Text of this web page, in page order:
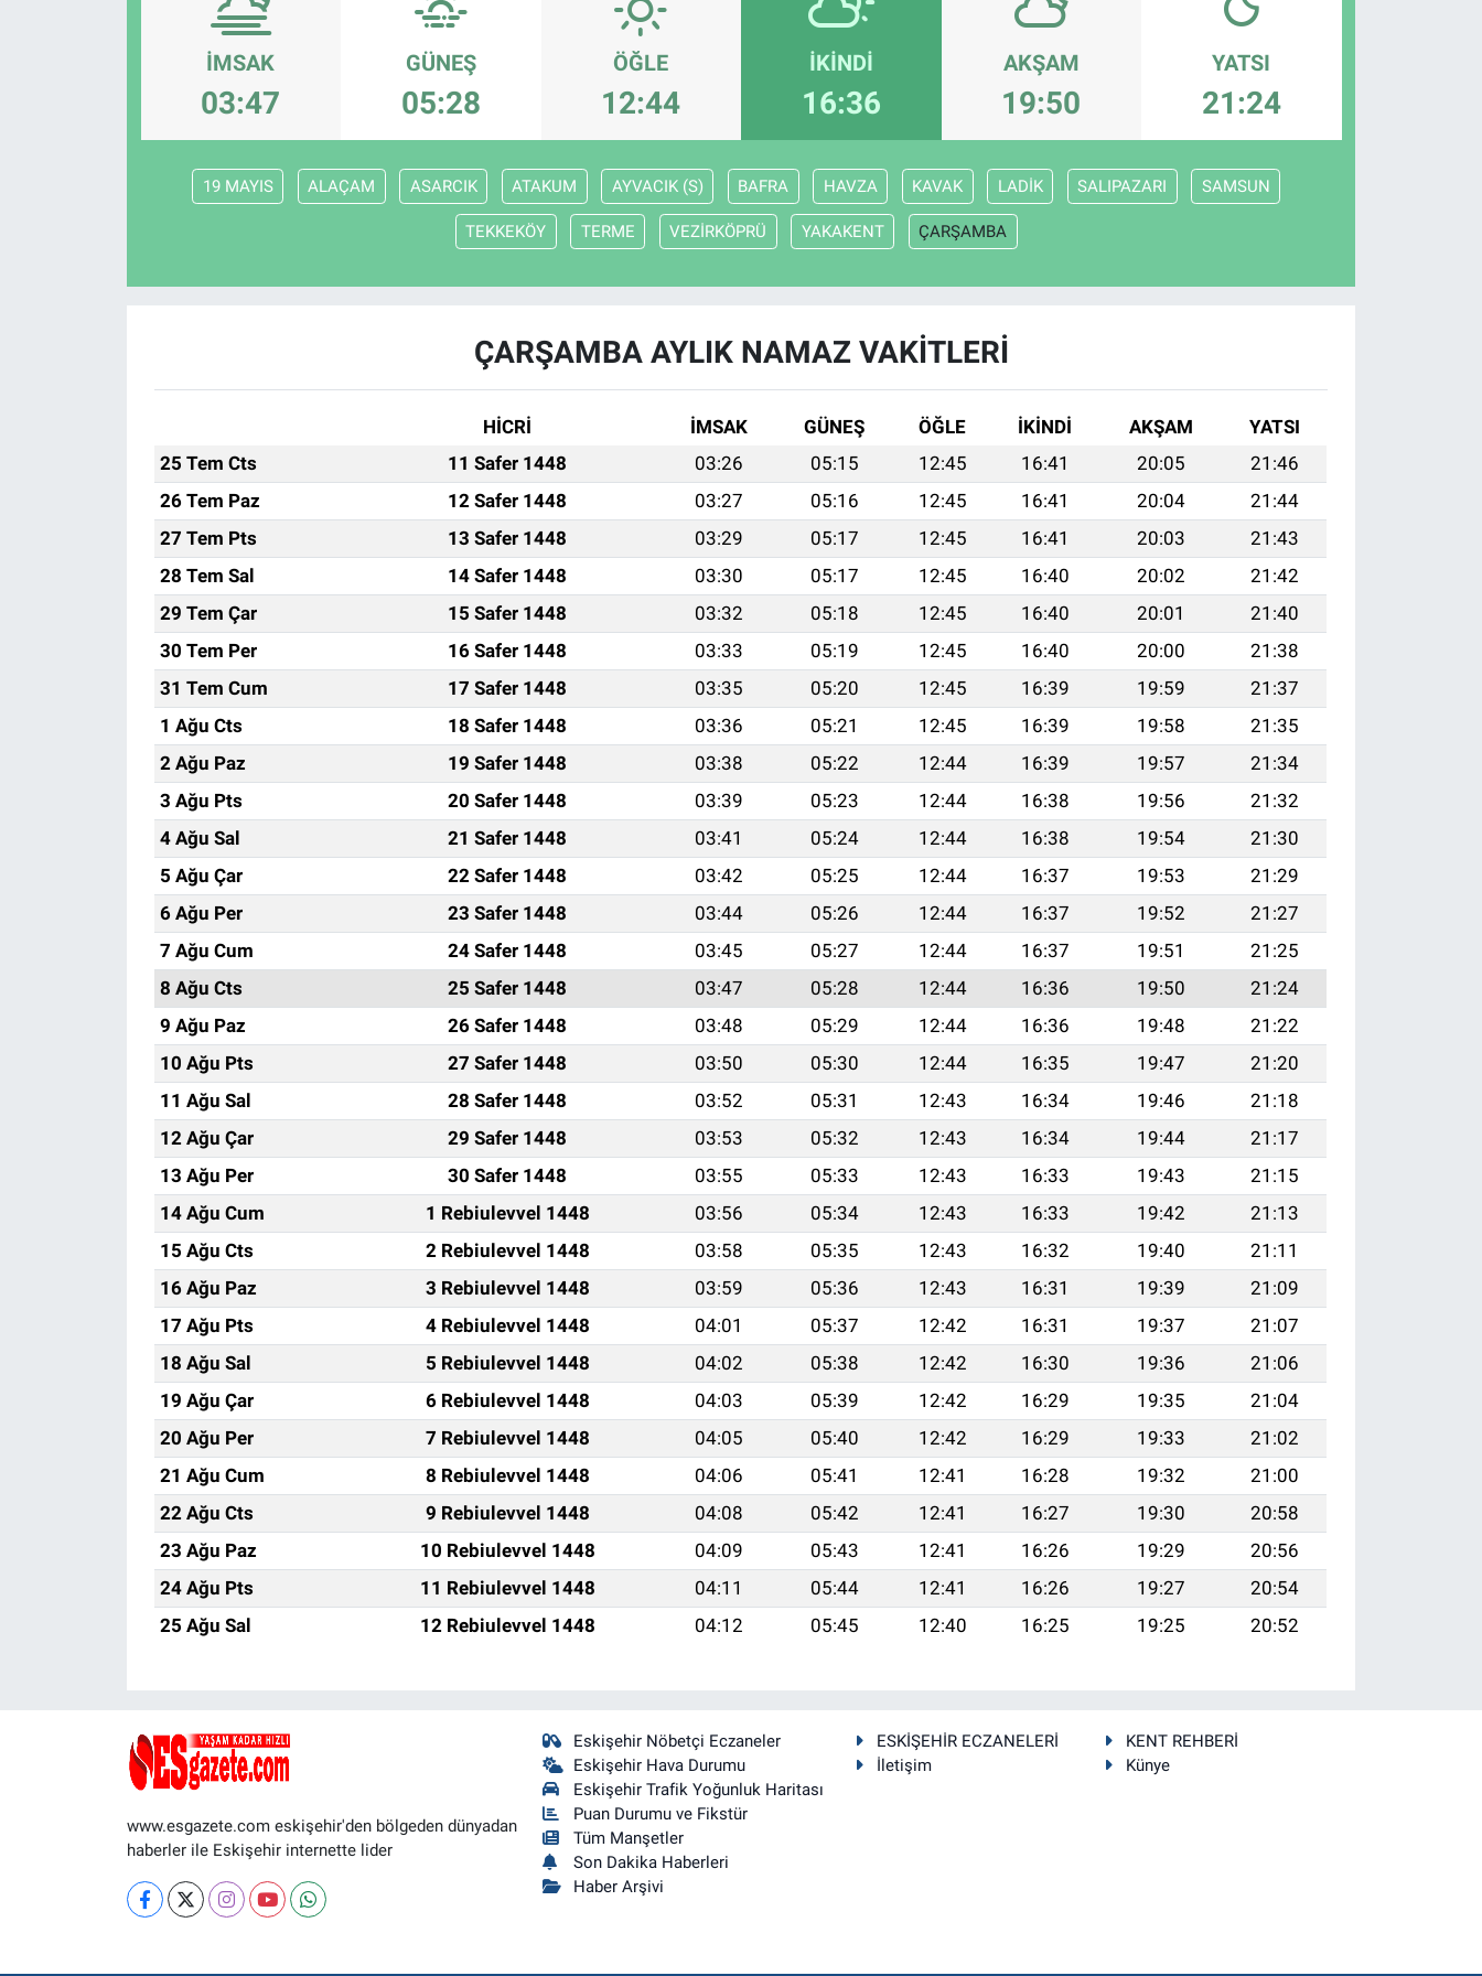
İMSAK
03:47
GÜNEŞ
05:28
ÖĞLE
12:44
İKINDI
16:36
AKŞAM
19:50
YATSI
21:24
19 MAYIS ALAÇAM ASARCIK ATAKUM AYVACIK (S) BAFRA HAVZA KAVAK LADİK SALIPAZARI SAMSUN
TEKKEKÖY TERME VEZİRKÖPRÜ YAKAKENT ÇARŞAMBA
ÇARŞAMBA AYLIK NAMAZ VAKITLERI
HİCRİ İMSAK GÜNEŞ ÖĞLE İKINDI AKŞAM
YATSI
25 Tem Cts
11 Safer 1448 03:26 05:15 12:45 16:41 20:05
21:46
26 Tem Paz
12 Safer 1448 03:27 05:16 12:45 16:41 20:04
21:44
27 Tem Pts
13 Safer 1448 03:29 05:17 12:45 16:41 20:03
21:43
28 Tem Sal
14 Safer 1448 03:30 05:17 12:45 16:40 20:02
21:42
29 Tem Çar
15 Safer 1448 03:32 05:18 12:45 16:40 20:01
21:40
30 Tem Per
16 Safer 1448 03:33 05:19 12:45 16:40 20:00
21:38
31 Tem Cum
17 Safer 1448 03:35 05:20 12:45 16:39 19:59
21:37
1 Ağu Cts
18 Safer 1448 03:36 05:21 12:45 16:39 19:58
21:35
2 Ağu Paz
19 Safer 1448 03:38 05:22 12:44 16:39 19:57
21:34
3 Ağu Pts
20 Safer 1448 03:39 05:23 12:44 16:38 19:56
21:32
4 Ağu Sal
21 Safer 1448 03:41 05:24 12:44 16:38 19:54
21:30
5 Ağu Çar
22 Safer 1448 03:42 05:25 12:44 16:37 19:53
21:29
6 Ağu Per
23 Safer 1448 03:44 05:26 12:44 16:37 19:52
21:27
7 Ağu Cum
24 Safer 1448 03:45 05:27 12:44 16:37 19:51
21:25
8 Ağu Cts
25 Safer 1448 03:47 05:28 12:44 16:36 19:50
21:24
9 Ağu Paz
26 Safer 1448 03:48 05:29 12:44 16:36 19:48
21:22
10 Ağu Pts
27 Safer 1448 03:50 05:30 12:44 16:35 19:47
21:20
11 Ağu Sal
28 Safer 1448 03:52 05:31 12:43 16:34 19:46
21:18
12 Ağu Çar
29 Safer 1448 03:53 05:32 12:43 16:34 19:44
21:17
13 Ağu Per
30 Safer 1448 03:55 05:33 12:43 16:33 19:43
21:15
14 Ağu Cum
1 Rebiulevvel 1448 03:56 05:34 12:43 16:33 19:42
21:13
15 Ağu Cts
2 Rebiulevvel 1448 03:58 05:35 12:43 16:32 19:40
21:11
16 Ağu Paz
3 Rebiulevvel 1448 03:59 05:36 12:43 16:31 19:39
21:09
17 Ağu Pts
4 Rebiulevvel 1448 04:01 05:37 12:42 16:31 19:37
21:07
18 Ağu Sal
5 Rebiulevvel 1448 04:02 05:38 12:42 16:30 19:36
21:06
19 Ağu Çar
6 Rebiulevvel 1448 04:03 05:39 12:42 16:29 19:35
21:04
20 Ağu Per
7 Rebiulevvel 1448 04:05 05:40 12:42 16:29 19:33
21:02
21 Ağu Cum
8 Rebiulevvel 1448 04:06 05:41 12:41 16:28 19:32
21:00
22 Ağu Cts
9 Rebiulevvel 1448 04:08 05:42 12:41 16:27 19:30
20:58
23 Ağu Paz
10 Rebiulevvel 1448 04:09 05:43 12:41 16:26 19:29
20:56
24 Ağu Pts
11 Rebiulevvel 1448 04:11 05:44 12:41 16:26 19:27
20:54
25 Ağu Sal
12 Rebiulevvel 1448 04:12 05:45 12:40 16:25 19:25 20:52
www.esgazete.com eskişehir'den bölgeden dünyadan
haberler ile Eskişehir internette lider
Eskişehir Nöbetçi Eczaneler
Eskişehir Hava Durumu
Eskişehir Trafik Yoğunluk Haritası
Puan Durumu ve Fikstür
Tüm Manşetler
Son Dakika Haberleri
Haber Arşivi
ESKİŞEHİR ECZANELERİ
KENT REHBERİ
İletişim
Künye
Bilim ve Teknoloji